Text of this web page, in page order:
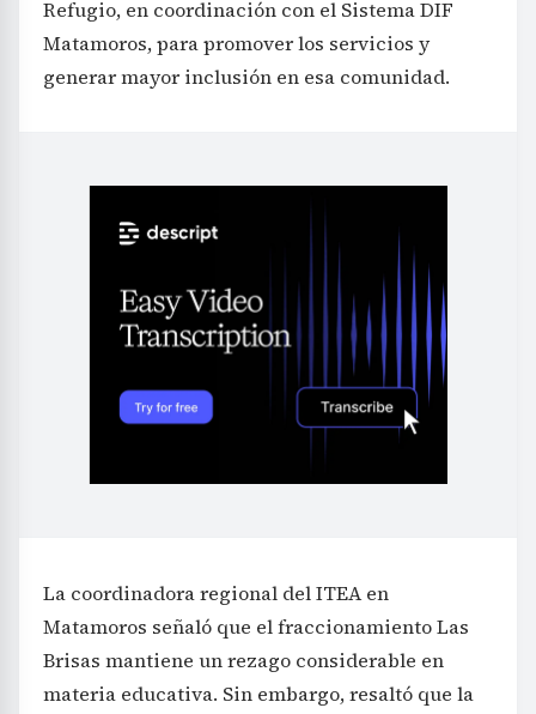
Refugio, en coordinación con el Sistema DIF
Matamoros, para promover los servicios y
generar mayor inclusión en esa comunidad.
La coordinadora regional del ITEA en
Matamoros señaló que el fraccionamiento Las
Brisas mantiene un rezago considerable en
materia educativa. Sin embargo, resaltó que la